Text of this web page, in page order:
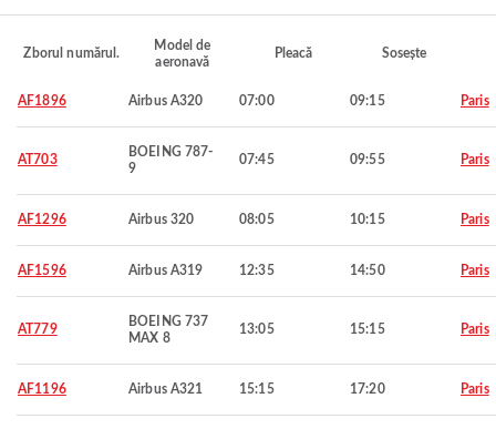
Zborul numărul.
Model de
aeronavă
Pleacă Sosește
AF1896 Airbus A320 07:00 09:15 Paris
AT703
BOEING 787-
9
07:45 09:55 Paris
AF1296 Airbus 320 08:05 10:15 Paris
AF1596 Airbus A319 12:35 14:50 Paris
AT779
BOEING 737
MAX 8
13:05 15:15 Paris
AF1196 Airbus A321 15:15 17:20 Paris